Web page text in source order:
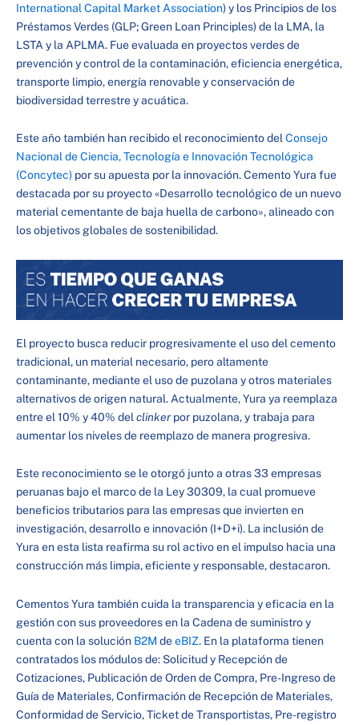
International Capital Market Association) y los Principios de los
Préstamos Verdes (GLP; Green Loan Principles) de la LMA, la
LSTA y la APLMA. Fue evaluada en proyectos verdes de
prevención y control de la contaminación, eficiencia energética,
transporte limpio, energía renovable y conservación de
biodiversidad terrestre y acuática.
Este año también han recibido el reconocimiento del Consejo
Nacional de Ciencia, Tecnología e Innovación Tecnológica
(Concytec) por su apuesta por la innovación. Cemento Yura fue
destacada por su proyecto «Desarrollo tecnológico de un nuevo
material cementante de baja huella de carbono», alineado con
los objetivos globales de sostenibilidad.
El proyecto busca reducir progresivamente el uso del cemento
tradicional, un material necesario, pero altamente
contaminante, mediante el uso de puzolana y otros materiales
alternativos de origen natural. Actualmente, Yura ya reemplaza
entre el 10% y 40% del clinkerpor puzolana, y trabaja para
aumentar los niveles de reemplazo de manera progresiva.
Este reconocimiento se le otorgó junto a otras 33 empresas
peruanas bajo el marco de la Ley 30309, la cual promueve
beneficios tributarios para las empresas que invierten en
investigación, desarrollo e innovación (I+D+i). La inclusión de
Yura en esta lista reafirma su rol activo en el impulso hacia una
construcción más limpia, eficiente y responsable, destacaron.
Cementos Yura también cuida la transparencia y eficacia en la
gestión con sus proveedores en la Cadena de suministro y
cuenta con la solución B2M deeBIZ. En la plataforma tienen
contratados los módulos de: Solicitud y Recepción de
Cotizaciones, Publicación de Orden de Compra, Pre-Ingreso de
Guía de Materiales, Confirmación de Recepción de Materiales,
Conformidad de Servicio, Ticket de Transportistas, Pre-registro